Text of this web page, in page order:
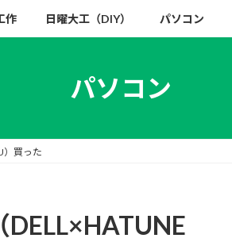
作 日曜大工（DIY） パソコン
パソコン
）買った